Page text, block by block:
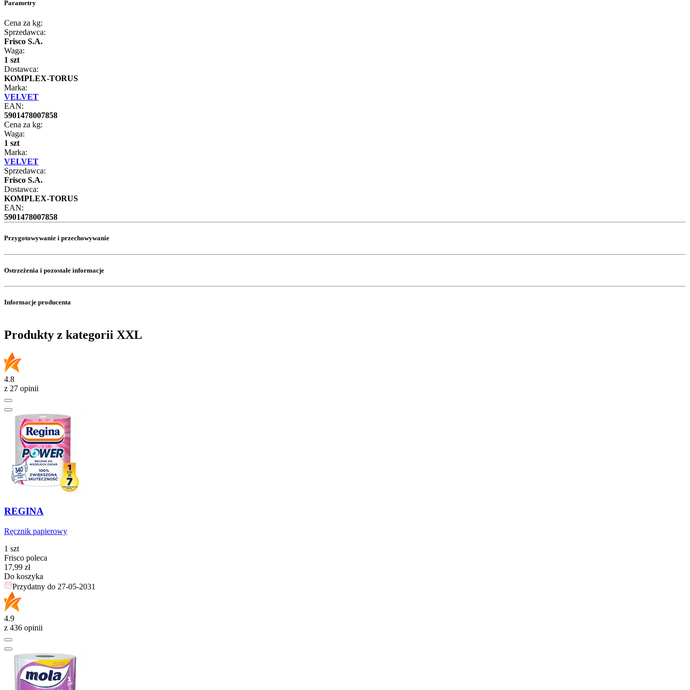
Parametry
Cena za kg:
Sprzedawca:
Frisco S.A.
Waga:
1 szt
Dostawca:
KOMPLEX-TORUS
Marka:
VELVET
EAN:
5901478007858
Cena za kg:
Waga:
1 szt
Marka:
VELVET
Sprzedawca:
Frisco S.A.
Dostawca:
KOMPLEX-TORUS
EAN:
5901478007858
Przygotowywanie i przechowywanie
Ostrzeżenia i pozostałe informacje
Informacje producenta
Produkty z kategorii XXL
4.8
z 27 opinii
REGINA
Ręcznik papierowy
1 szt
Frisco poleca
Cena
17,99 zł
Do koszyka
Przydatny do 27-05-2031
4.9
z 436 opinii